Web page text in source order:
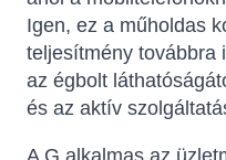
Igen, ez a műholdas
teljesítmény továbbra
az égbolt
és az aktív